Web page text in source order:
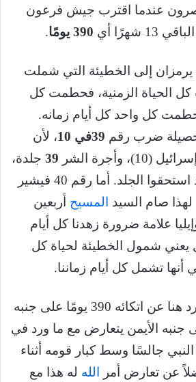
عندما اقترب جيش فرعون
390 يومًا.
يرمزان إلى الخطيئة التي شملت
الحياة الزمنية، فحطمت كل
كل واحد كل أيام زمانه.
حصيلة ضرب رقم 39في 10
، لأن
وأجرة الشر
39 جلدة،
كأن كل الأسباط قد استحقوا الجلد. أما رقم 40 فيشير
لهذا صام السيد
المسيح أربعين
علامة ضرورة زهدنا كل أيام
يعني شمول الخطيئة لحياة كل
أنها تشمل كل أيام زماننا.
يرى البعض أن ما ورد هنا عن اتكائه 390 يومًا على جنبه
يومًا على جنبه الأيمن يتعارض مع ما ورد في
النبي جالسًا وسط كبار قومه أثناء
عن تعارض أمر
الله له هذا مع